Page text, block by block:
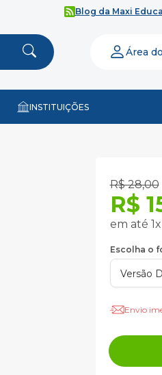
Blog da Maxi Educa
Área
INSTITUIÇÕES
R$ 28,00
R$
em até
Escolha o
Envio